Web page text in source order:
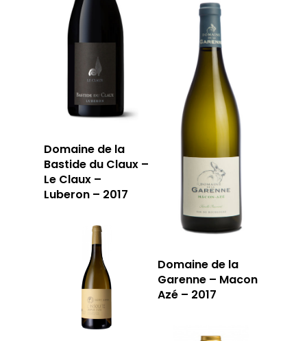
Domaine de la
Bastide du Claux –
Le Claux –
Luberon – 2017
Domaine de la
Garenne – Macon
Azé – 2017